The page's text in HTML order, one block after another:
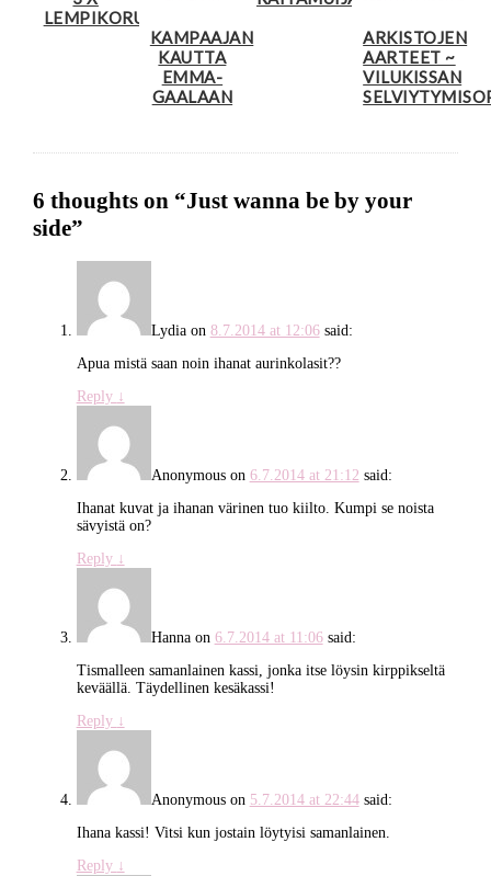
LEMPIKORU
KAMPAAJAN
KAUTTA
EMMA-
GAALAAN
ARKISTOJEN
AARTEET ~
VILUKISSAN
6 thoughts on “Just wanna be by your
side”
Lydiaon 8.7.2014 at 12:06 said:
Apua mistä saan noin ihanat aurinkolasit??
Reply ↓
Anonymouson 6.7.2014 at 21:12 said:
Ihanat kuvat ja ihanan värinen tuo kiilto. Kumpi se noista
sävyistä on?
Reply ↓
Hannaon 6.7.2014 at 11:06 said:
Tismalleen samanlainen kassi, jonka itse löysin kirppikseltä
keväällä. Täydellinen kesäkassi!
Reply ↓
Anonymouson 5.7.2014 at 22:44 said:
Ihana kassi! Vitsi kun jostain löytyisi samanlainen.
Reply ↓